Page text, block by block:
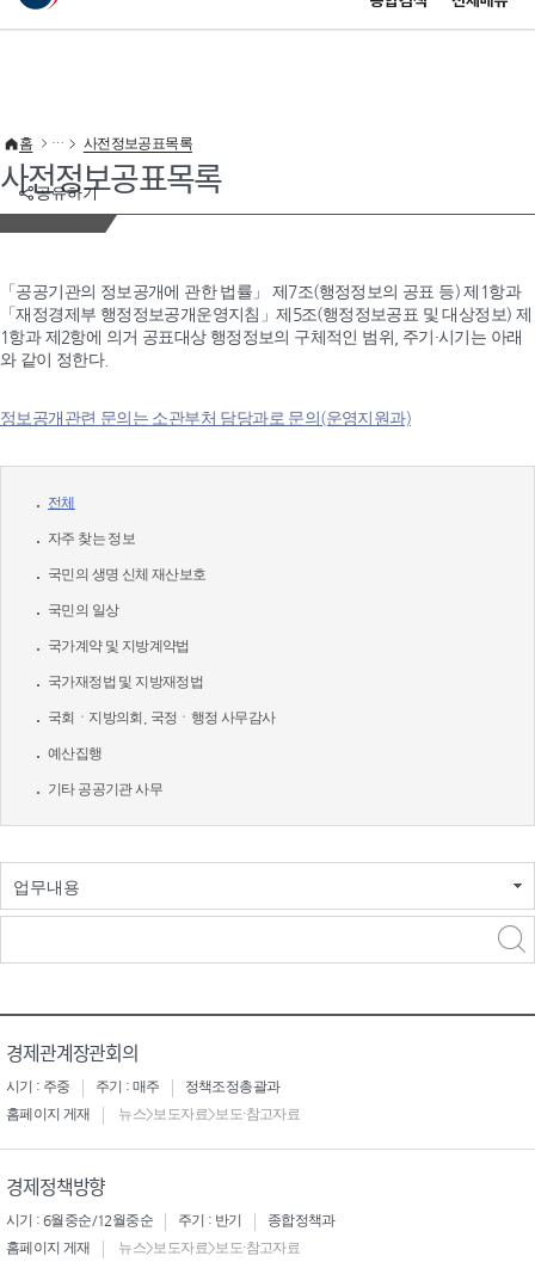
이 누리집은 대한민국 공식 전자정부 누리집입니다.
공유하기
홈 사전정보공표목록
사전정보공표목록
「공공기관의 정보공개에 관한 법률」 제7조(행정정보의 공표 등) 제1항과
「재정경제부 행정정보공개운영지침」제5조(행정정보공표 및 대상정보) 제
1항과 제2항에 의거 공표대상 행정정보의 구체적인 범위, 주기·시기는 아래
와 같이 정한다.
정보공개관련 문의는 소관부처 담당과로 문의(운영지원과)
전체
자주 찾는 정보
국민의 생명 신체 재산보호
국민의 일상
국가계약 및 지방계약법
국가재정법 및 지방재정법
국회ㆍ지방의회, 국정ㆍ행정 사무감사
예산집행
기타 공공기관 사무
업무내용
경제관계장관회의
시기 : 주중 주기 : 매주
정책조정총괄과
홈페이지 게재
뉴스>보도자료>보도·참고자료
경제정책방향
시기 : 6월중순/12월중순 주기 : 반기
종합정책과
홈페이지 게재
뉴스>보도자료>보도·참고자료